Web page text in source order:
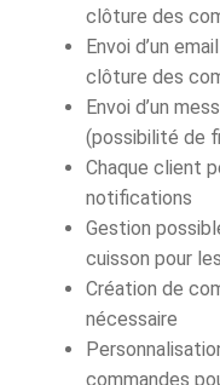
clôture des
Envoi d’un
clôture des
Envoi d’un
(possibilité de
Chaque client
notifications
Gestion
cuisson pour
Création de
nécessaire
commandes